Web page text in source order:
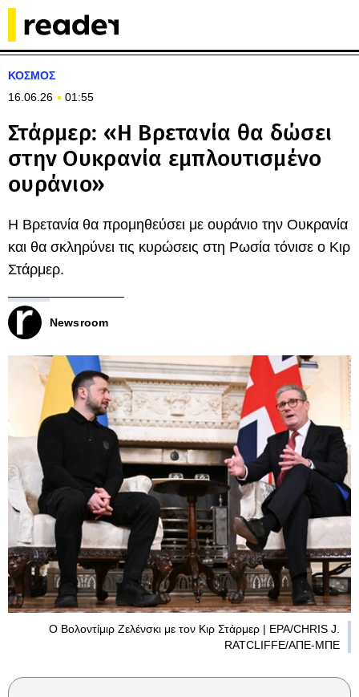
ΚΟΣΜΟΣ
16.06.26
01:55
Στάρμερ: «Η Βρετανία θα δώσει
στην Ουκρανία εμπλουτισμένο
ουράνιο»
Η Βρετανία θα προμηθεύσει με ουράνιο την Ουκρανία
και θα σκληρύνει τις κυρώσεις στη Ρωσία τόνισε ο Κιρ
Στάρμερ.
Newsroom
Ο Βολοντίμιρ Ζελένσκι με τον Κιρ Στάρμερ | EPA/CHRIS J.
RATCLIFFE/ΑΠΕ-ΜΠΕ